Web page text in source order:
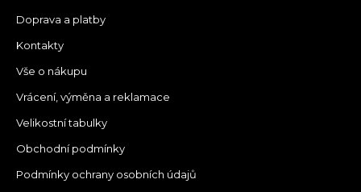
Doprava a platby
Kontakty
Vše o nákupu
Vrácení, výměna a reklamace
Velikostní tabulky
Obchodní podmínky
Podmínky ochrany osobních údajů